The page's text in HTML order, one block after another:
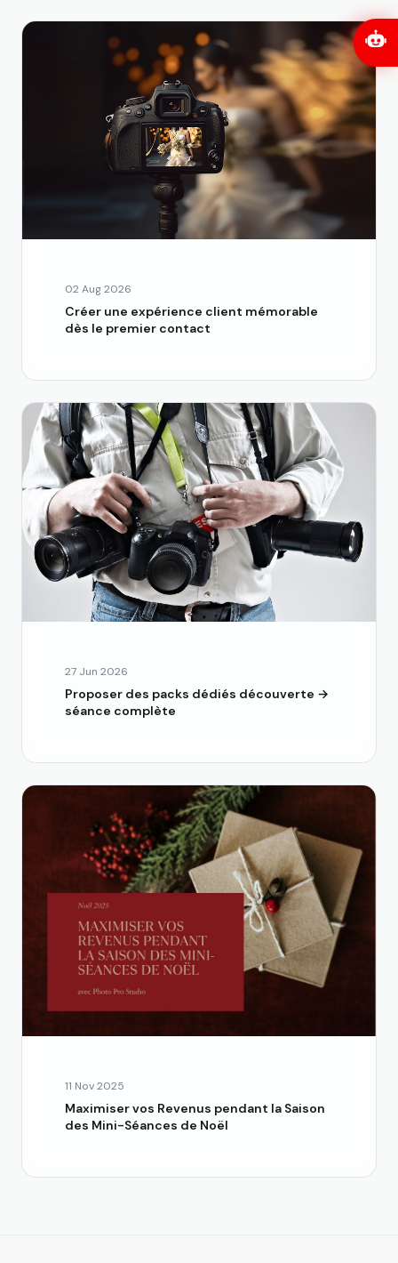
02 Aug 2026
Créer une expérience client mémorable
dès le premier contact
27 Jun 2026
Proposer des packs dédiés découverte →
séance complète
11 Nov 2025
Maximiser vos Revenus pendant la Saison
des Mini-Séances de Noël